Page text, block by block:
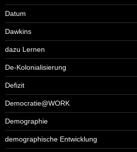
Datum
Dawkins
dazu Lernen
De-Kolonialisierung
Defizit
Democratie@WORK
Demographie
demographische Entwicklung